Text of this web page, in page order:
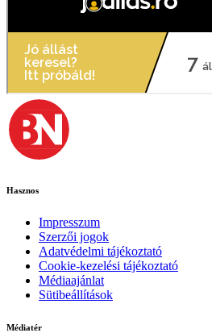
Hasznos
Impresszum
Szerzői jogok
Adatvédelmi tájékoztató
Cookie-kezelési tájékoztató
Médiaajánlat
Sütibeállítások
Médiatér